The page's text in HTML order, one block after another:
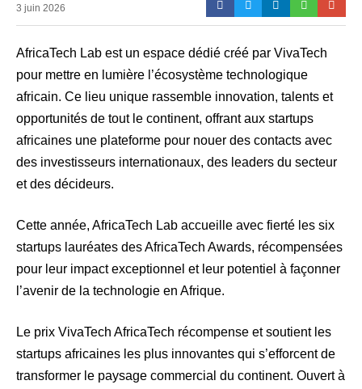
3 juin 2026
AfricaTech Lab est un espace dédié créé par VivaTech
pour mettre en lumière l’écosystème technologique
africain. Ce lieu unique rassemble innovation, talents et
opportunités de tout le continent, offrant aux startups
africaines une plateforme pour nouer des contacts avec
des investisseurs internationaux, des leaders du secteur
et des décideurs.
Cette année, AfricaTech Lab accueille avec fierté les six
startups lauréates des AfricaTech Awards, récompensées
pour leur impact exceptionnel et leur potentiel à façonner
l’avenir de la technologie en Afrique.
Le prix VivaTech AfricaTech récompense et soutient les
startups africaines les plus innovantes qui s’efforcent de
transformer le paysage commercial du continent. Ouvert à